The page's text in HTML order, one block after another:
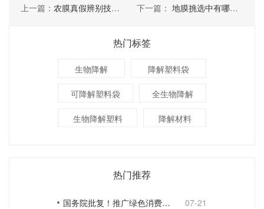
上一篇： 农膜真假辨别技巧有哪些 下一篇： 地膜挑选中有哪些技巧
热门标签
生物降解 降解塑料袋
可降解塑料袋 全生物降解
生物降解塑料 降解材料
热门推荐
国务院批复！推广绿色消费，引导使用环保可降解包装材料
07-21